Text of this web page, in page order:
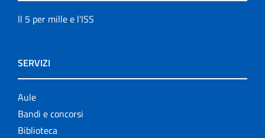
Il 5 per mille e l'ISS
SERVIZI
Aule
Bandi e concorsi
Biblioteca